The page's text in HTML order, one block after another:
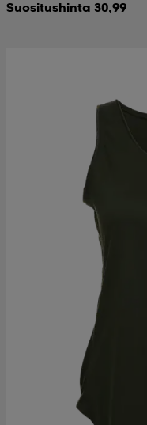
Suositushinta 30,99